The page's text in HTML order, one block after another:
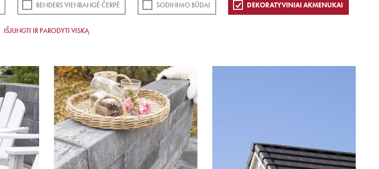
BENDERS VIENBANGĖ ČERPĖ SODINIMO BŪDAI DEKORATYVINIAI AKMENUKAI
IŠJUNGTI IR PARODYTI VISKĄ